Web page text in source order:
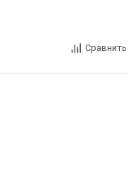
Сравнить